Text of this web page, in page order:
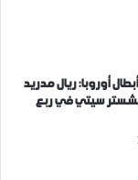
أوروبا: ريال مدريد
سيتي في ربع